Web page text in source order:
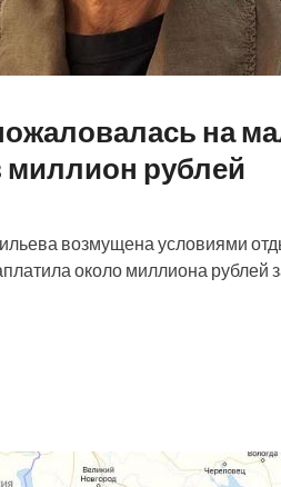
на
рублей
возмущена условиями
около миллиона рублей